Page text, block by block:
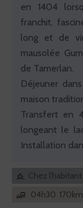
en 1404
franchit,
long et de
mausolée
de Tamerlan.
Déjeuner
maison
Transfert en
longeant le
Installation
Chez l'habitant
04h30 170km